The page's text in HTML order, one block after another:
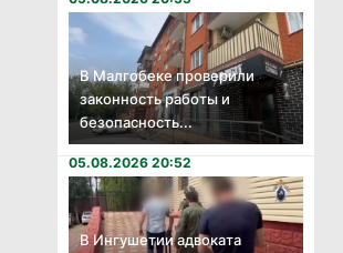
В Малгобеке проверили
законность работы и
безопасность...
05.08.2026 20:52
В Ингушетии адвоката